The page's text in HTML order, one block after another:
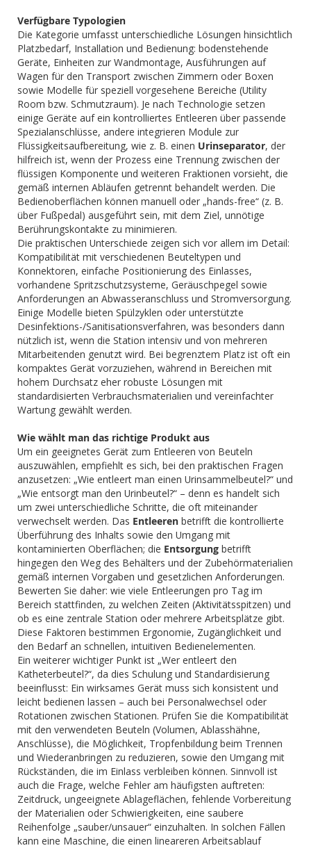
Verfügbare Typologien
Die Kategorie umfasst unterschiedliche Lösungen hinsichtlich
Platzbedarf, Installation und Bedienung: bodenstehende
Geräte, Einheiten zur Wandmontage, Ausführungen auf
Wagen für den Transport zwischen Zimmern oder Boxen
sowie Modelle für speziell vorgesehene Bereiche (Utility
Room bzw. Schmutzraum). Je nach Technologie setzen
einige Geräte auf ein kontrolliertes Entleeren über passende
Spezialanschlüsse, andere integrieren Module zur
Flüssigkeitsaufbereitung, wie z. B. einen Urinseparator, der
hilfreich ist, wenn der Prozess eine Trennung zwischen der
flüssigen Komponente und weiteren Fraktionen vorsieht, die
gemäß internen Abläufen getrennt behandelt werden. Die
Bedienoberflächen können manuell oder „hands-free“ (z. B.
über Fußpedal) ausgeführt sein, mit dem Ziel, unnötige
Berührungskontakte zu minimieren.
Die praktischen Unterschiede zeigen sich vor allem im Detail:
Kompatibilität mit verschiedenen Beuteltypen und
Konnektoren, einfache Positionierung des Einlasses,
vorhandene Spritzschutzsysteme, Geräuschpegel sowie
Anforderungen an Abwasseranschluss und Stromversorgung.
Einige Modelle bieten Spülzyklen oder unterstützte
Desinfektions-/Sanitisationsverfahren, was besonders dann
nützlich ist, wenn die Station intensiv und von mehreren
Mitarbeitenden genutzt wird. Bei begrenztem Platz ist oft ein
kompaktes Gerät vorzuziehen, während in Bereichen mit
hohem Durchsatz eher robuste Lösungen mit
standardisierten Verbrauchsmaterialien und vereinfachter
Wartung gewählt werden.
Wie wählt man das richtige Produkt aus
Um ein geeignetes Gerät zum Entleeren von Beuteln
auszuwählen, empfiehlt es sich, bei den praktischen Fragen
anzusetzen: „Wie entleert man einen Urinsammelbeutel?“ und
„Wie entsorgt man den Urinbeutel?“ – denn es handelt sich
um zwei unterschiedliche Schritte, die oft miteinander
verwechselt werden. Das Entleeren betrifft die kontrollierte
Überführung des Inhalts sowie den Umgang mit
kontaminierten Oberflächen; die Entsorgung betrifft
hingegen den Weg des Behälters und der Zubehörmaterialien
gemäß internen Vorgaben und gesetzlichen Anforderungen.
Bewerten Sie daher: wie viele Entleerungen pro Tag im
Bereich stattfinden, zu welchen Zeiten (Aktivitätsspitzen) und
ob es eine zentrale Station oder mehrere Arbeitsplätze gibt.
Diese Faktoren bestimmen Ergonomie, Zugänglichkeit und
den Bedarf an schnellen, intuitiven Bedienelementen.
Ein weiterer wichtiger Punkt ist „Wer entleert den
Katheterbeutel?“, da dies Schulung und Standardisierung
beeinflusst: Ein wirksames Gerät muss sich konsistent und
leicht bedienen lassen – auch bei Personalwechsel oder
Rotationen zwischen Stationen. Prüfen Sie die Kompatibilität
mit den verwendeten Beuteln (Volumen, Ablasshähne,
Anschlüsse), die Möglichkeit, Tropfenbildung beim Trennen
und Wiederanbringen zu reduzieren, sowie den Umgang mit
Rückständen, die im Einlass verbleiben können. Sinnvoll ist
auch die Frage, welche Fehler am häufigsten auftreten:
Zeitdruck, ungeeignete Ablageflächen, fehlende Vorbereitung
der Materialien oder Schwierigkeiten, eine saubere
Reihenfolge „sauber/unsauer“ einzuhalten. In solchen Fällen
kann eine Maschine, die einen lineareren Arbeitsablauf